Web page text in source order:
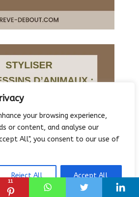
your browsing experience,
or content, and analyse our
All", you consent to our use of
Reject All Accept All
11